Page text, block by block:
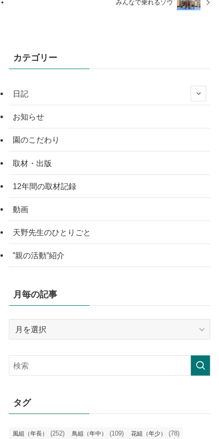
みんなで乗れるゾウ
カテゴリー
日記
お知らせ
園のこだわり
取材・出版
12年間の取材記録
動画
天野先生のひとりごと
”親の活動”紹介
月毎の記事
記
タグ
風組（年長） (252) 鳥組（年中） (109) 花組（年少） (78)